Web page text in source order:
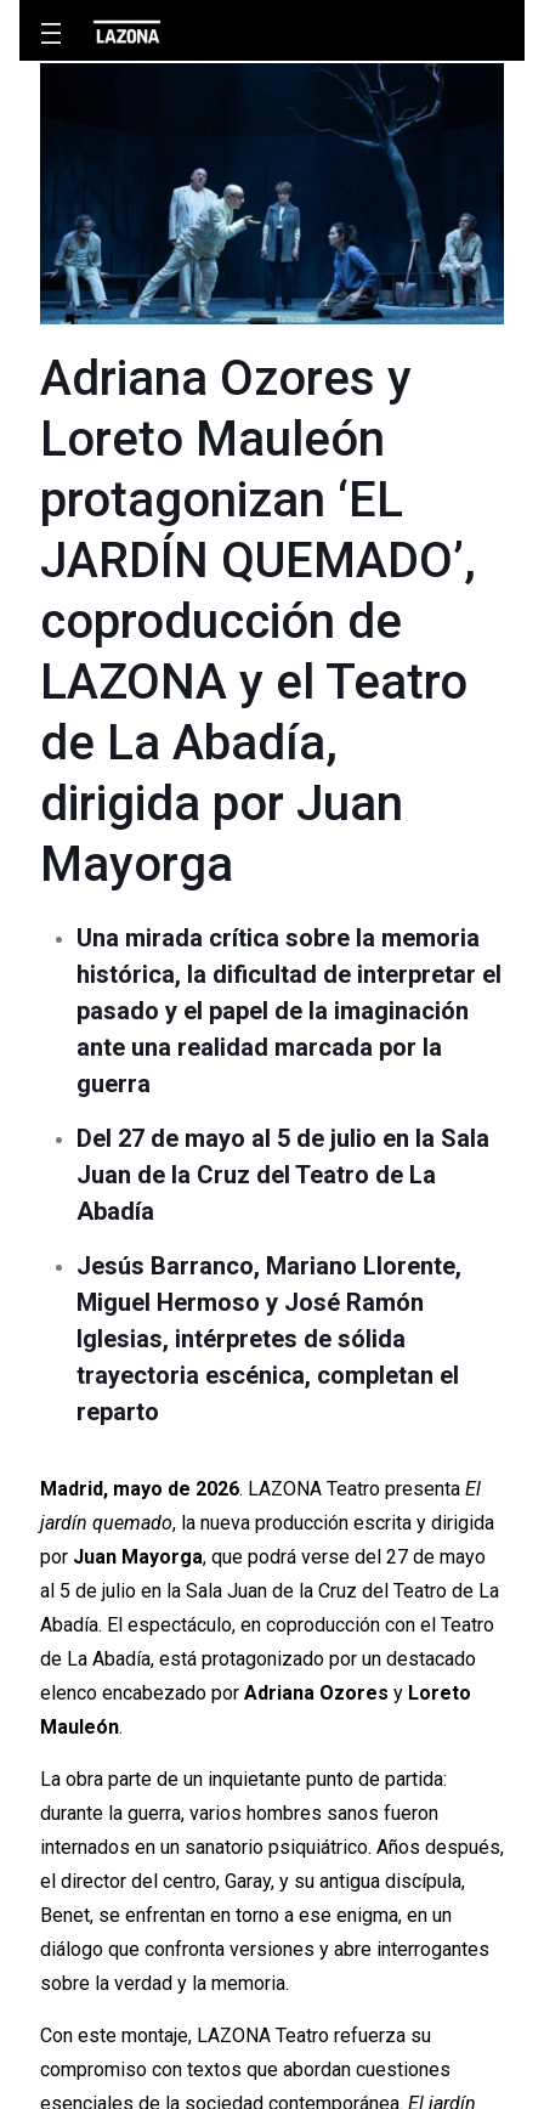
Adriana Ozores y
Loreto Mauleón
protagonizan ‘EL
JARDÍN QUEMADO’,
coproducción de
LAZONA y el Teatro
de La Abadía,
dirigida por Juan
Mayorga
Una mirada crítica sobre la memoria
histórica, la dificultad de interpretar el
pasado y el papel de la imaginación
ante una realidad marcada por la
guerra
Del 27 de mayo al 5 de julio en la Sala
Juan de la Cruz del Teatro de La
Abadía
Jesús Barranco, Mariano Llorente,
Miguel Hermoso y José Ramón
Iglesias, intérpretes de sólida
trayectoria escénica, completan el
reparto
Madrid, mayo de 2026. LAZONA Teatro presenta El
jardín quemado, la nueva producción escrita y dirigida
por Juan Mayorga, que podrá verse del 27 de mayo
al 5 de julio en la Sala Juan de la Cruz del Teatro de La
Abadía. El espectáculo, en coproducción con el Teatro
de La Abadía, está protagonizado por un destacado
elenco encabezado por Adriana Ozores y Loreto
Mauleón.
La obra parte de un inquietante punto de partida:
durante la guerra, varios hombres sanos fueron
internados en un sanatorio psiquiátrico. Años después,
el director del centro, Garay, y su antigua discípula,
Benet, se enfrentan en torno a ese enigma, en un
diálogo que confronta versiones y abre interrogantes
sobre la verdad y la memoria.
Con este montaje, LAZONA Teatro refuerza su
compromiso con textos que abordan cuestiones
esenciales de la sociedad contemporánea. El jardín